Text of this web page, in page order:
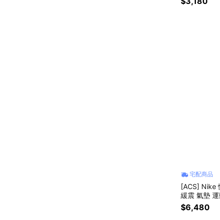
宅配商品
[ACS] Nike
緩震 氣墊
$6,480